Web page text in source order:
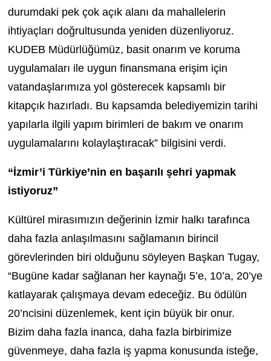
durumdaki pek çok açık alanı da mahallelerin
ihtiyaçları doğrultusunda yeniden düzenliyoruz.
KUDEB Müdürlüğümüz, basit onarım ve koruma
uygulamaları ile uygun finansmana erişim için
vatandaşlarımıza yol gösterecek kapsamlı bir
kitapçık hazırladı. Bu kapsamda belediyemizin tarihi
yapılarla ilgili yapım birimleri de bakım ve onarım
uygulamalarını kolaylaştıracak” bilgisini verdi.
“İzmir’i Türkiye’nin en başarılı şehri yapmak
istiyoruz”
Kültürel mirasımızın değerinin İzmir halkı tarafınca
daha fazla anlaşılmasını sağlamanın birincil
görevlerinden biri olduğunu söyleyen Başkan Tugay,
“Bugüne kadar sağlanan her kaynağı 5’e, 10’a, 20’ye
katlayarak çalışmaya devam edeceğiz. Bu ödülün
20’ncisini düzenlemek, kent için büyük bir onur.
Bizim daha fazla inanca, daha fazla birbirimize
güvenmeye, daha fazla iş yapma konusunda isteğe,